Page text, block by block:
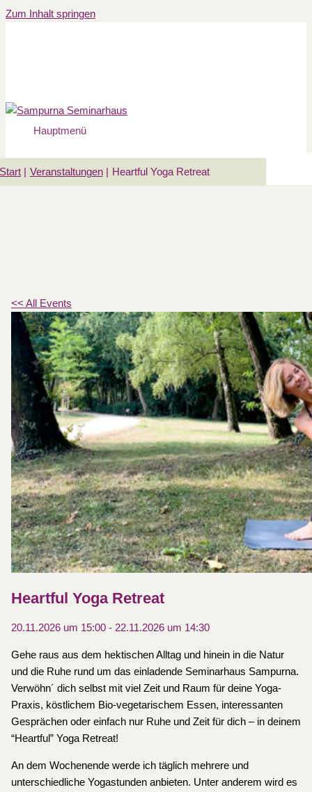
Zum Inhalt springen
Hauptmenü
Start Veranstaltungen Heartful Yoga Retreat
<< All Events
Heartful Yoga Retreat
20.11.2026 um 15:00- 22.11.2026 um 14:30
Gehe raus aus dem hektischen Alltag und hinein in die Natur
und die Ruhe rund um das einladende Seminarhaus Sampurna.
Verwöhn´ dich selbst mit viel Zeit und Raum für deine Yoga-
Praxis, köstlichem Bio-vegetarischem Essen, interessanten
Gesprächen oder einfach nur Ruhe und Zeit für dich – in deinem
“Heartful” Yoga Retreat!
An dem Wochenende werde ich täglich mehrere und
unterschiedliche Yogastunden anbieten. Unter anderem wird es